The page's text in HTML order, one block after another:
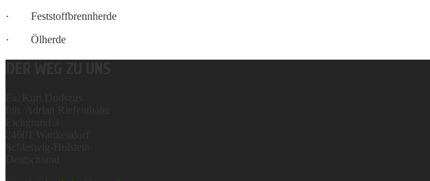
· Feststoffbrennherde
· Ölherde